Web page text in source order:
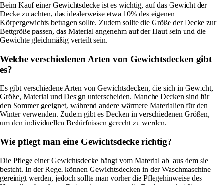
Beim Kauf einer Gewichtsdecke ist es wichtig, auf das Gewicht der
Decke zu achten, das idealerweise etwa 10% des eigenen
Körpergewichts betragen sollte. Zudem sollte die Größe der Decke zur
Bettgröße passen, das Material angenehm auf der Haut sein und die
Gewichte gleichmäßig verteilt sein.
Welche verschiedenen Arten von Gewichtsdecken gibt
es?
Es gibt verschiedene Arten von Gewichtsdecken, die sich in Gewicht,
Größe, Material und Design unterscheiden. Manche Decken sind für
den Sommer geeignet, während andere wärmere Materialien für den
Winter verwenden. Zudem gibt es Decken in verschiedenen Größen,
um den individuellen Bedürfnissen gerecht zu werden.
Wie pflegt man eine Gewichtsdecke richtig?
Die Pflege einer Gewichtsdecke hängt vom Material ab, aus dem sie
besteht. In der Regel können Gewichtsdecken in der Waschmaschine
gereinigt werden, jedoch sollte man vorher die Pflegehinweise des